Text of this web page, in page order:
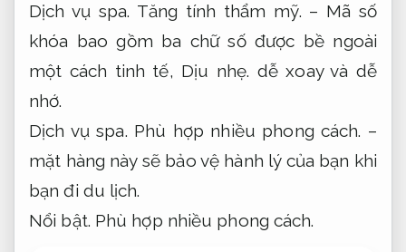
Dịch vụ spa. Tăng tính thẩm mỹ. – Mã số
khóa bao gồm ba chữ số được bề ngoài
một cách tinh tế, Dịu nhẹ. dễ xoay và dễ
nhớ.
Dịch vụ spa. Phù hợp nhiều phong cách. –
mặt hàng này sẽ bảo vệ hành lý của bạn khi
bạn đi du lịch.
Nổi bật. Phù hợp nhiều phong cách.